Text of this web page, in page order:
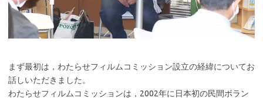
まず最初は，わたらせフィルムコミッション設立の経緯についてお
話しいただきました。
わたらせフィルムコミッションは，2002年に日本初の民間ボラン